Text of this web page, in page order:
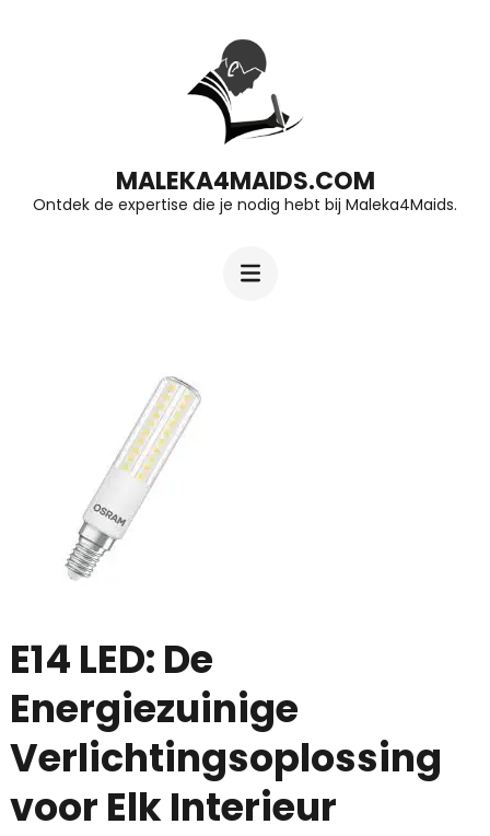
Enter)
MALEKA4MAIDS.COM
Ontdek de expertise die je nodig hebt bij Maleka4Maids.
E14 LED: De
Energiezuinige
Verlichtingsoplossing
voor Elk Interieur